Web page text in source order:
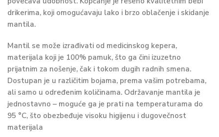
drikerima, koji omogućavaju lako i brzo oblačenje i skidanje
mantila.
Mantil se može izrađivati od medicinskog kepera,
materijala koji je 100% pamuk, što ga čini izuzetno
prijatnim za nošenje, čak i tokom dugih radnih smena.
Dostupan je u različitim bojama, prema vašim potrebama,
ali samo u određenim količinama. Održavanje mantila je
jednostavno – moguće ga je prati na temperaturama do
95 °C, što obezbeđuje visoku higijenu i dugovečnost
materijala